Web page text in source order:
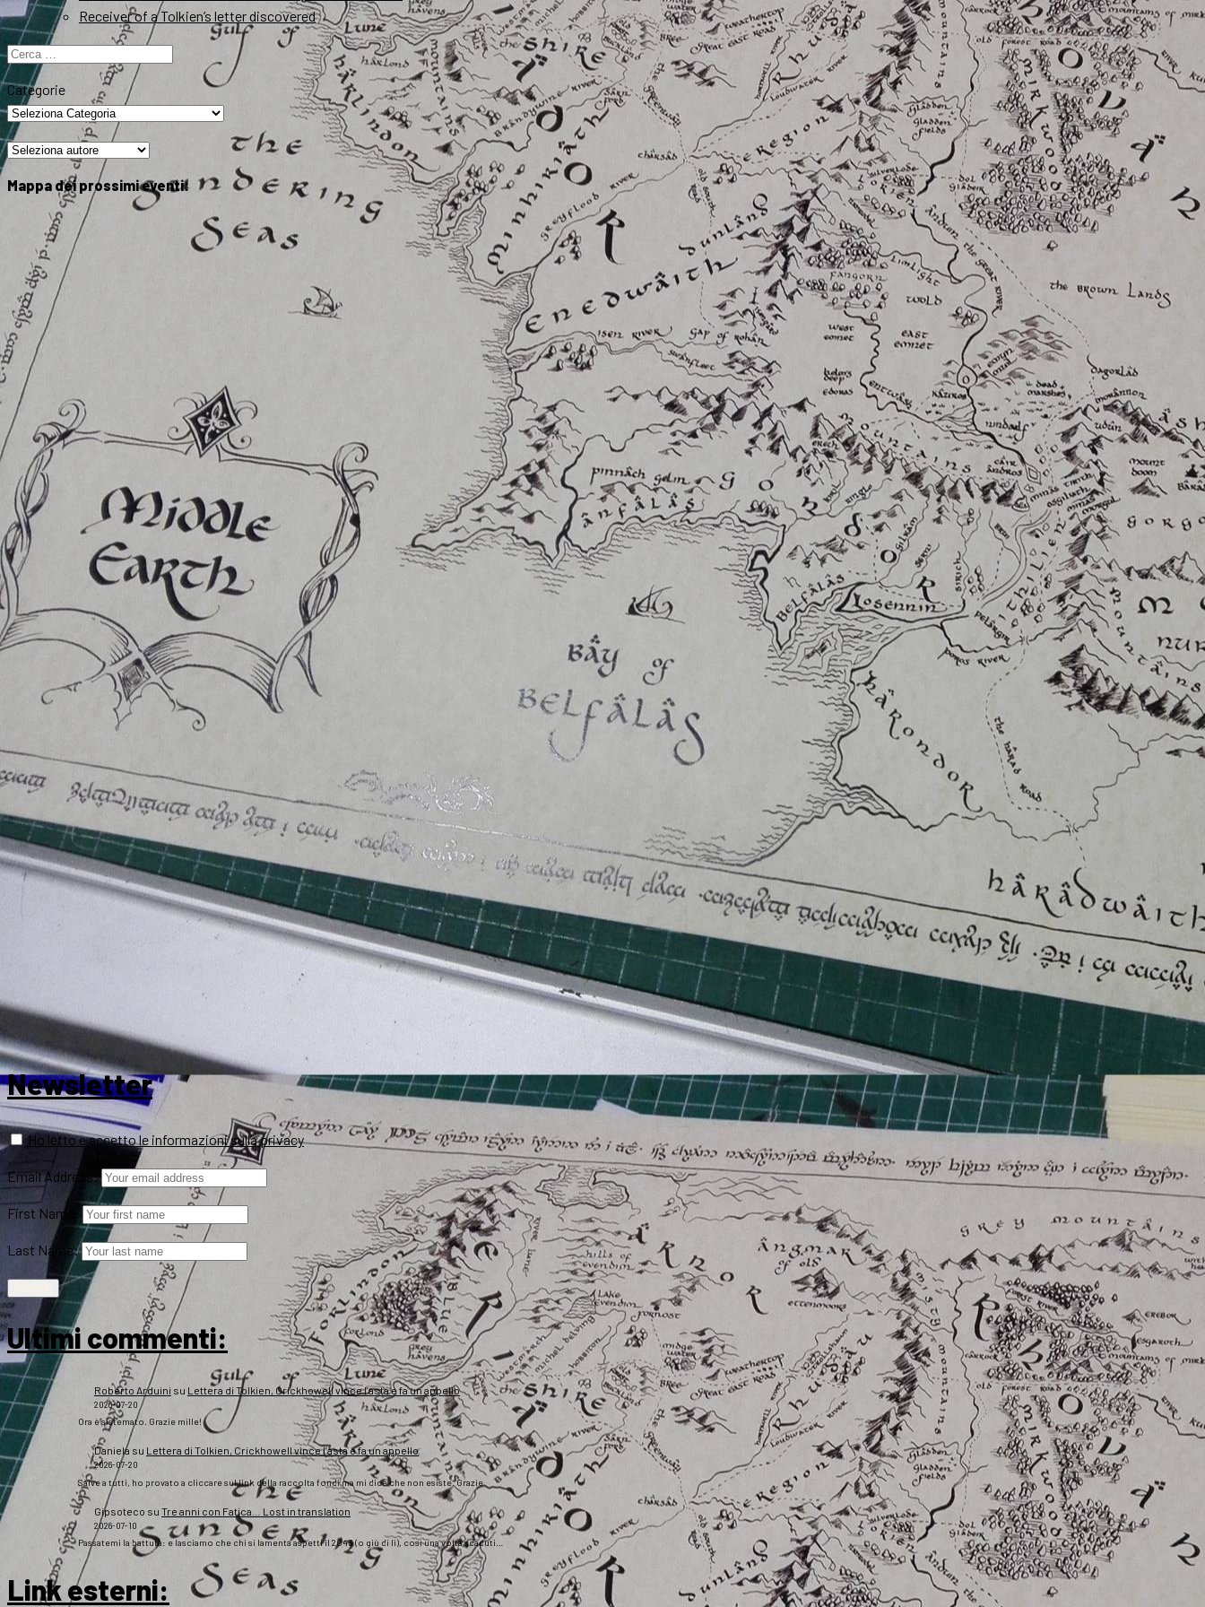
Receiver of a Tolkien’s letter discovered
Ricerca
per:
Categorie
Mappa dei prossimi eventi:
Newsletter
Ho letto e accetto le informazioni sulla privacy
Email Address:
First Name:
Last Name:
Ultimi commenti:
Roberto Arduini su Lettera di Tolkien, Crickhowell vince l’asta e fa un appello
2026-07-20
Ora è sistemato. Grazie mille!
Daniela su Lettera di Tolkien, Crickhowell vince l’asta e fa un appello
2026-07-20
Salve a tutti, ho provato a cliccare sul link della raccolta fondi ma mi dice che non esiste. Grazie
Gipsoteco su Tre anni con Fatica… Lost in translation
2026-07-10
Passatemi la battuta: e lasciamo che chi si lamenta aspetti il 2043 (o giù di lì), così una volta scaduti…
Link esterni: